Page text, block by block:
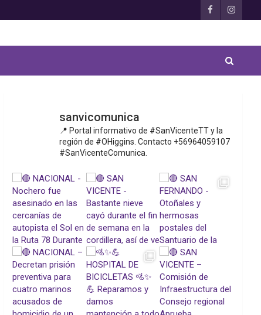
sanvicomunica
📍 Portal informativo de #SanVicenteTT y la
región de #OHiggins. Contacto +56964059107
#SanVicenteComunica.